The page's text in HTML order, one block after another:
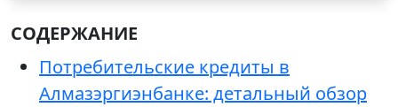
СОДЕРЖАНИЕ
Потребительские кредиты в
Алмазэргиэнбанке: детальный обзор